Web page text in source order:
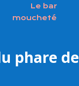
Le bar
moucheté
phare de